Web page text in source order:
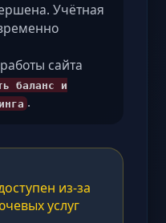
Учётная
сайта
баланс и
.
из-за
услуг